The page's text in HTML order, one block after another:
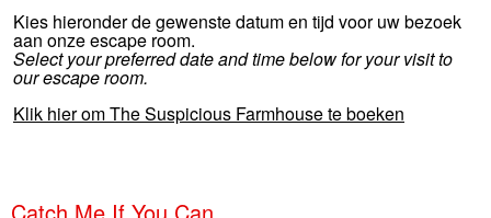
Kies hieronder de gewenste datum en tijd voor uw bezoek
aan onze escape room.
Select your preferred date and time below for your visit to
our escape room.
Klik hier om The Suspicious Farmhouse te boeken